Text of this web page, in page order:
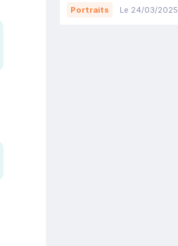
Portraits Le 24/03/2025